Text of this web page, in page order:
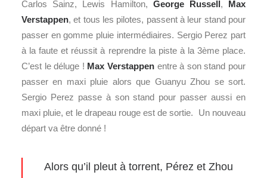
Carlos Sainz, Lewis Hamilton, George Russell, Max
Verstappen, et tous les pilotes, passent à leur stand pour
passer en gomme pluie intermédiaires. Sergio Perez part
à la faute et réussit à reprendre la piste à la 3ème place.
C’est le déluge ! Max Verstappen entre à son stand pour
passer en maxi pluie alors que Guanyu Zhou se sort.
Sergio Perez passe à son stand pour passer aussi en
maxi pluie, et le drapeau rouge est de sortie. Un nouveau
départ va être donné !
Alors qu’il pleut à torrent, Pérez et Zhou